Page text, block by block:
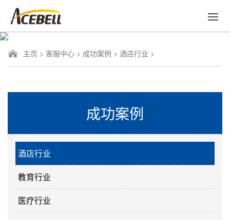
主页 > 客服中心 > 成功案例 > 酒店行业 >
成功案例
酒店行业
教育行业
医疗行业